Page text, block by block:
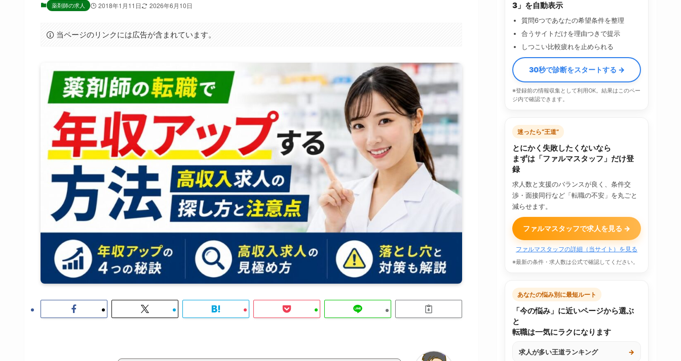
薬剤師の求人 2018年1月11日 2026年6月10日
当ページのリンクには広告が含まれています。
3」を自動表示
質問6つであなたの希望条件を整理
合うサイトだけを理由つきで提示
しつこい比較疲れを止められる
30秒で診断をスタートする →
※登録前の情報収集として利用OK。結果はこのペー
ジ内で確認できます。
迷ったら“王道”
とにかく失敗したくないなら
まずは「ファルマスタッフ」だけ登
録
求人数と支援のバランスが良く、条件交
渉・面接同行など「転職の不安」を丸ごと
減らせます。
ファルマスタッフで求人を見る →
ファルマスタッフの詳細（当サイト）を見る
※最新の条件・求人数は公式で確認してください。
あなたの悩み別に最短ルート
「今の悩み」に近いページから選ぶ
と
転職は一気にラクになります
求人が多い王道ランキング →